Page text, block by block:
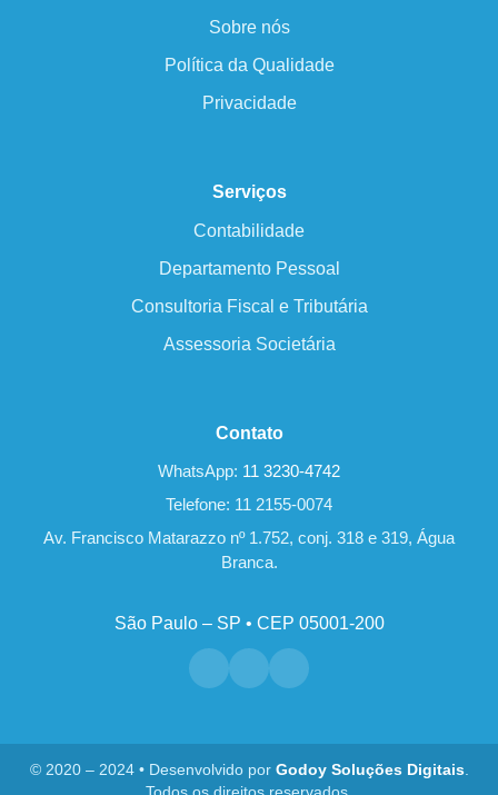
Sobre nós
Política da Qualidade
Privacidade
Serviços
Contabilidade
Departamento Pessoal
Consultoria Fiscal e Tributária
Assessoria Societária
Contato
WhatsApp: 11 3230-4742
Telefone: 11 2155-0074
Av. Francisco Matarazzo nº 1.752, conj. 318 e 319, Água
Branca.
São Paulo – SP • CEP 05001-200
© 2020 – 2024 • Desenvolvido por Godoy Soluções Digitais.